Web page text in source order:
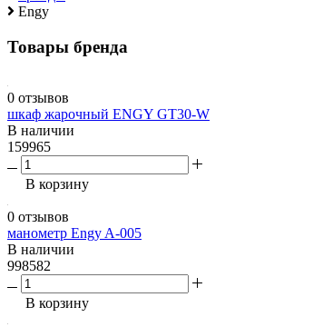
Engy
Товары бренда
0 отзывов
шкаф жарочный ENGY GT30-W
В наличии
159965
В корзину
0 отзывов
манометр Engy A-005
В наличии
998582
В корзину